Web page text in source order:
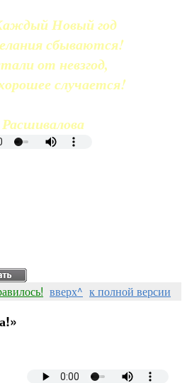
Новый год
сбываются!
от невзгод,
случается!
вверх^ к полной версии